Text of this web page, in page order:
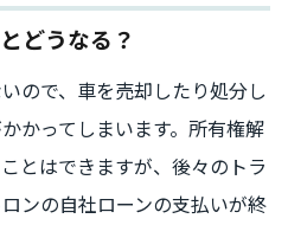
どうなる？
ので、車を売却したり処分し
かってしまいます。所有権解
とはできますが、後々のトラ
ンの自社ローンの支払いが終